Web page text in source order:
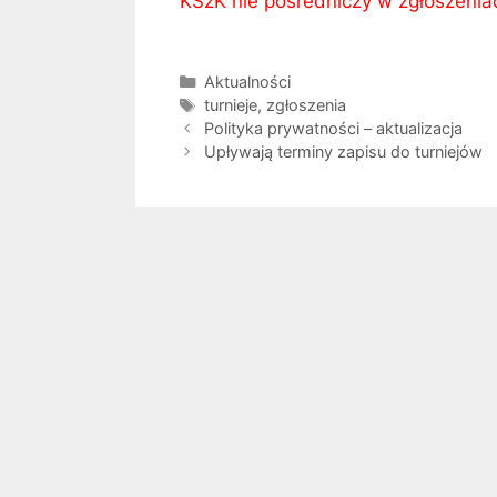
Kategorie
Aktualności
Tagi
turnieje, zgłoszenia
Polityka prywatności – aktualizacja
Upływają terminy zapisu do turniejów